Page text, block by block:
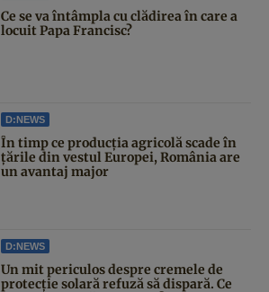
Ce se va întâmpla cu clădirea în care a
locuit Papa Francisc?
D:NEWS
În timp ce producția agricolă scade în
țările din vestul Europei, România are
un avantaj major
D:NEWS
Un mit periculos despre cremele de
protecție solară refuză să dispară. Ce